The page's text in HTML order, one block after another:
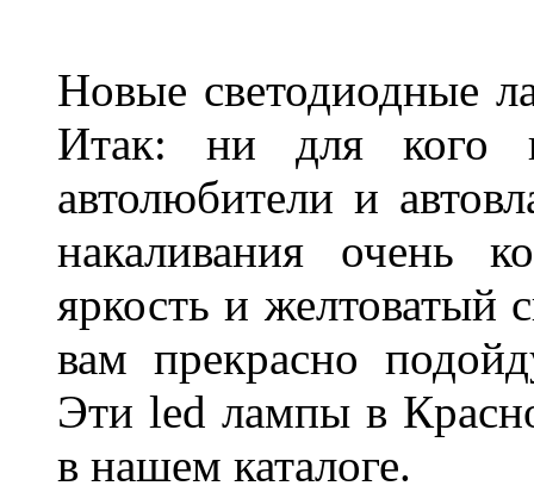
Новые светодиодные
Итак: ни для кого
автолюбители и
накаливания очень
яркость и желтоватый
вам прекрасно
Эти led лампы в
в нашем каталоге.